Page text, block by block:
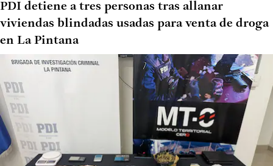
PDI detiene a tres personas tras allanar
viviendas blindadas usadas para venta de droga
en La Pintana